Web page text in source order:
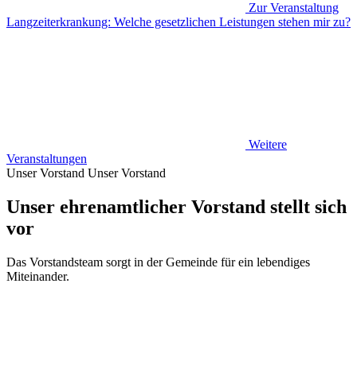
Zur Veranstaltung
Langzeiterkrankung: Welche gesetzlichen Leistungen stehen mir zu?
Weitere
Veranstaltungen
Unser Vorstand Unser Vorstand
Unser ehrenamtlicher Vorstand stellt sich
vor
Das Vorstandsteam sorgt in der Gemeinde für ein lebendiges
Miteinander.